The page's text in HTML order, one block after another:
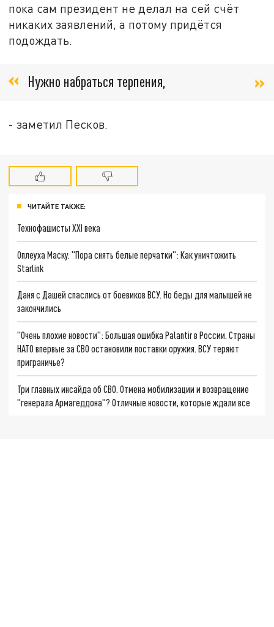
пока сам президент не делал на сей счёт
никаких заявлений, а потому придётся
подождать.
Нужно набраться терпения,
- заметил Песков.
ЧИТАЙТЕ ТАКЖЕ:
Технофашисты XXI века
Оплеуха Маску. "Пора снять белые перчатки": Как уничтожить
Starlink
Даня с Дашей спаслись от боевиков ВСУ. Но беды для малышей не
закончились
"Очень плохие новости": Большая ошибка Palantir в России. Страны
НАТО впервые за СВО остановили поставки оружия. ВСУ теряют
приграничье?
Три главных инсайда об СВО. Отмена мобилизации и возвращение
"генерала Армагеддона"? Отличные новости, которые ждали все